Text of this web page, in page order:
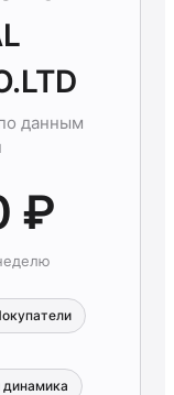
данным
₽